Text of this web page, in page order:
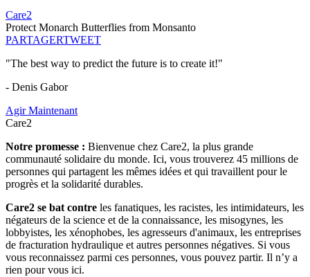
Care2
Protect Monarch Butterflies from Monsanto
PARTAGERTWEET
"The best way to predict the future is to create it!"
- Denis Gabor
Agir Maintenant
Care2
Notre promesse : Bienvenue chez Care2, la plus grande
communauté solidaire du monde. Ici, vous trouverez 45 millions de
personnes qui partagent les mêmes idées et qui travaillent pour le
progrès et la solidarité durables.
Care2 se bat contre les fanatiques, les racistes, les intimidateurs, les
négateurs de la science et de la connaissance, les misogynes, les
lobbyistes, les xénophobes, les agresseurs d'animaux, les entreprises
de fracturation hydraulique et autres personnes négatives. Si vous
vous reconnaissez parmi ces personnes, vous pouvez partir. Il n’y a
rien pour vous ici.